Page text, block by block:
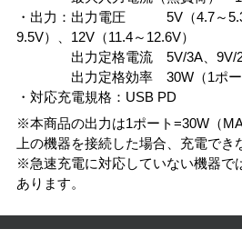
・出力：出力電圧 5V（4.7～
9.5V）、12V（11.4～12.6V）
出力定格電流 5V/3A、9V/2A
出力定格効率 30W（1ポー
・対応充電規格：USB PD
※本商品の出力は1ポート=30W（
上の機器を接続した場合、充電でき
※急速充電に対応していない機器で
あります。